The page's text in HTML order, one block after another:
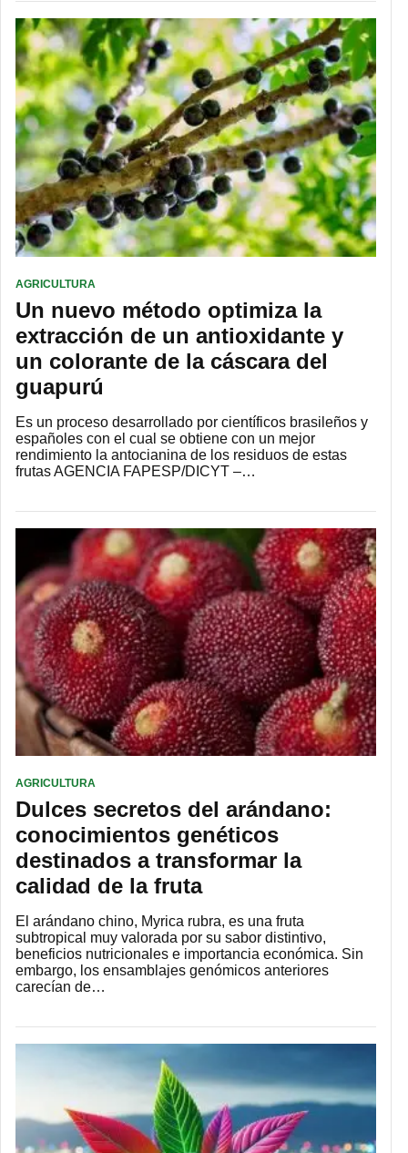
AGRICULTURA
Un nuevo método optimiza la
extracción de un antioxidante y
un colorante de la cáscara del
guapurú
Es un proceso desarrollado por científicos brasileños y
españoles con el cual se obtiene con un mejor
rendimiento la antocianina de los residuos de estas
frutas AGENCIA FAPESP/DICYT –…
AGRICULTURA
Dulces secretos del arándano:
conocimientos genéticos
destinados a transformar la
calidad de la fruta
El arándano chino, Myrica rubra, es una fruta
subtropical muy valorada por su sabor distintivo,
beneficios nutricionales e importancia económica. Sin
embargo, los ensamblajes genómicos anteriores
carecían de…